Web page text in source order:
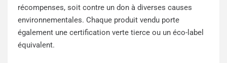
récompenses, soit contre un don à diverses causes
environnementales. Chaque produit vendu porte
également une certification verte tierce ou un éco-label
équivalent.